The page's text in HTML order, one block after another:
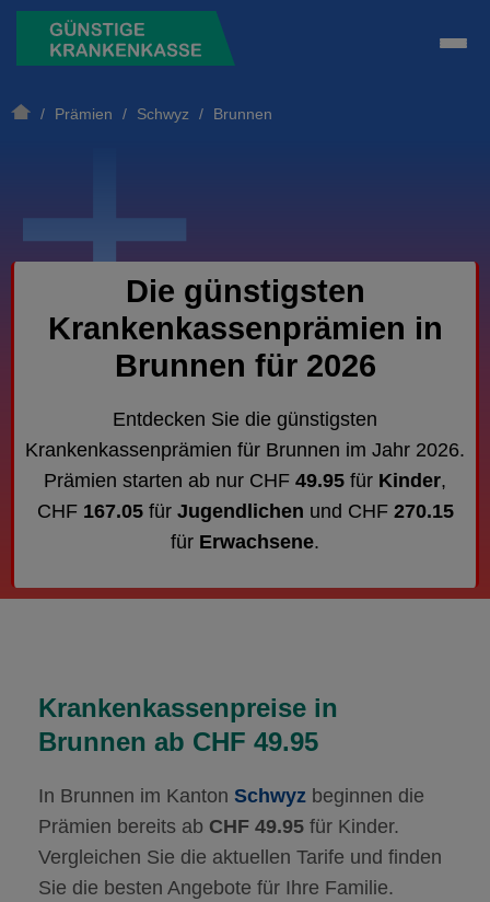
/ Prämien / Schwyz / Brunnen
Die günstigsten
Krankenkassenprämien in
Brunnen für 2026
Entdecken Sie die günstigsten
Krankenkassenprämien für Brunnen im Jahr 2026.
Prämien starten ab nur CHF 49.95 für Kinder,
CHF 167.05für Jugendlichen und CHF 270.15
für Erwachsene.
Krankenkassenpreise in
Brunnen ab CHF 49.95
In Brunnen im Kanton Schwyz beginnen die
Prämien bereits ab CHF 49.95 für Kinder.
Vergleichen Sie die aktuellen Tarife und finden
Sie die besten Angebote für Ihre Familie.